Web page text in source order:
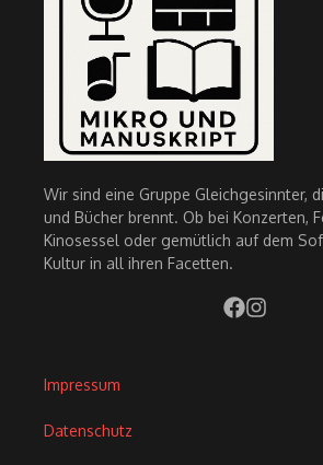
Wir sind eine Gruppe Gleichgesinnter,
und Bücher brennt. Ob bei Konzerten,
Kinosessel oder gemütlich auf dem
Kultur in all ihren Facetten.
Impressum
Datenschutz